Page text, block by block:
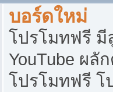
บอร์ดใหม่
โปรโมทฟรี มี
YouTube ผลั
โปรโมทฟรี โ